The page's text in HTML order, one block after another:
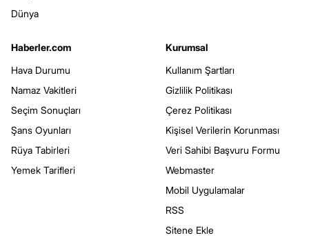
Dünya
Haberler.com
Hava Durumu
Namaz Vakitleri
Seçim Sonuçları
Şans Oyunları
Rüya Tabirleri
Yemek Tarifleri
Kurumsal
Kullanım Şartları
Gizlilik Politikası
Çerez Politikası
Kişisel Verilerin Korunması
Veri Sahibi Başvuru Formu
Webmaster
Mobil Uygulamalar
RSS
Sitene Ekle